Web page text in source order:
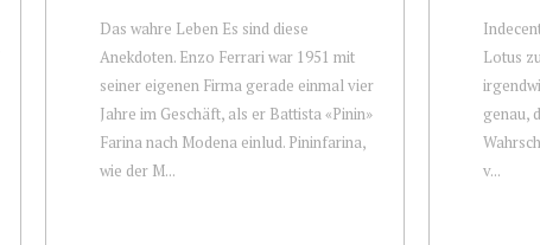
Das wahre Leben Es sind diese
Anekdoten. Enzo Ferrari war 1951 mit
seiner eigenen Firma gerade einmal vier
Jahre im Geschäft, als er Battista «Pinin»
Farina nach Modena einlud. Pininfarina,
wie der M...
Lotus
genau,
v...